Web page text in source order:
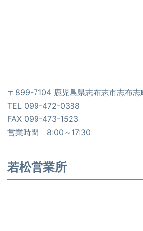
〒899-7104 鹿児島県志布志市志布
TEL 099-472-0388
FAX 099-473-1523
営業時間 8:00～17:30
若松営業所